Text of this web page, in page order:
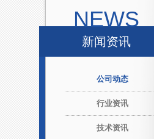
NEWS
新闻资讯
公司动态
行业资讯
技术资讯